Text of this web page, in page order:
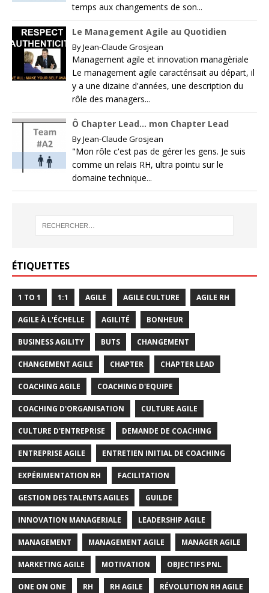
temps aux changements de son...
Le Management Agile au Quotidien
ByJean-Claude Grosjean
Management agile et innovation managèriale
Le management agile caractérisait au départ, il
y a une dizaine d'années, une description du
rôle des managers...
Ô Chapter Lead… mon Chapter Lead
ByJean-Claude Grosjean
"Mon rôle c'est pas de gérer les gens. Je suis
comme un relais RH, ultra pointu sur le
domaine technique...
ÉTIQUETTES
1 TO 1 1:1 AGILE AGILE CULTURE AGILE RH
AGILE À L'ÉCHELLE AGILITÉ BONHEUR
BUSINESS AGILITY BUTS CHANGEMENT
CHANGEMENT AGILE CHAPTER CHAPTER LEAD
COACHING AGILE COACHING D'EQUIPE
COACHING D'ORGANISATION CULTURE AGILE
CULTURE D'ENTREPRISE DEMANDE DE COACHING
ENTREPRISE AGILE ENTRETIEN INITIAL DE COACHING
EXPÉRIMENTATION RH FACILITATION
GESTION DES TALENTS AGILES GUILDE
INNOVATION MANAGERIALE LEADERSHIP AGILE
MANAGEMENT MANAGEMENT AGILE MANAGER AGILE
MARKETING AGILE MOTIVATION OBJECTIFS PNL
ONE ON ONE RH RH AGILE RÉVOLUTION RH AGILE